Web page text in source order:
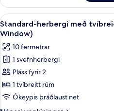
tvíbreitt
rúm
herbergi
með
tvíbreiðu
rúmi
tvíbreitt
rúm
Skoða
allar
myndir
fyrir
Standard-
herbergi
með
tvíbreiðu
rúmi
14
Standard-herbergi með
Window)
10 fermetrar
1 svefnherbergi
Pláss fyrir 2
1 tvíbreitt rúm
Ókeypis þráðlaust net